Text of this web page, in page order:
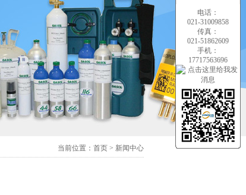
当前位置：首页 > 新闻中心
电话：
021-31009858
传真：
021-51862609
手机：
17717563696